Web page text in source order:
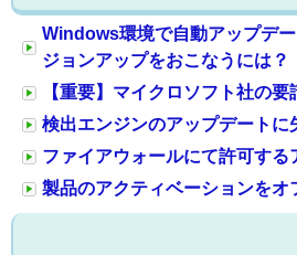
Windows環境で自動アップデ
ジョンアップをおこなうには？
【重要】マイクロソフト社の
検出エンジンのアップデートに
ファイアウォールにて許可す
製品のアクティベーションを